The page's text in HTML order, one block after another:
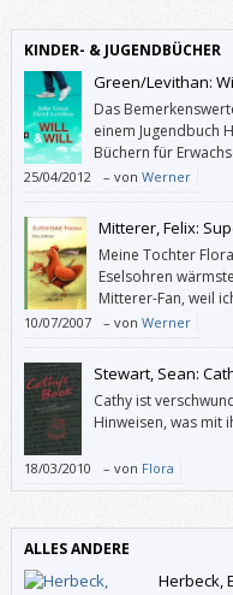
KINDER- & JUGENDBÜCHER
Green/Levithan:
Das
einem Jugendbuch
Büchern für
wenn, dann unter
25/04/2012 – von Werner
Mitterer, Felix:
Meine Tochter
Eselsohren
Mitterer-Fan, weil
ist, und weil
alle Probleme dieser Welt
gerade das nicht.
10/07/2007 – von Werner
Stewart, Sean:
Cathy ist
Hinweisen, was mit
18/03/2010 – von Flora
ALLES ANDERE
Herbeck,